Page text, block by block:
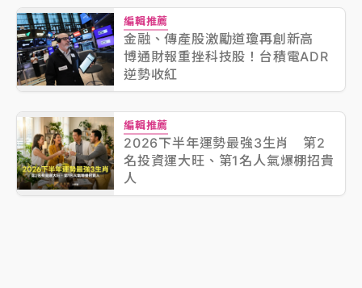
編輯推薦
金融、傳產股激勵道瓊再創新高
博通財報重挫科技股！台積電ADR
逆勢收紅
編輯推薦
2026下半年運勢最強3生肖 第2
名投資運大旺、第1名人氣爆棚招貴
人